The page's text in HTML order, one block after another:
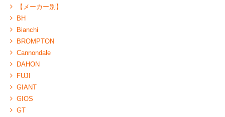
【メーカー別】
BH
Bianchi
BROMPTON
Cannondale
DAHON
FUJI
GIANT
GIOS
GT